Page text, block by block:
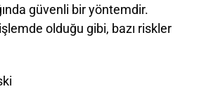
güvenli bir yöntemdir.
olduğu gibi, bazı riskler